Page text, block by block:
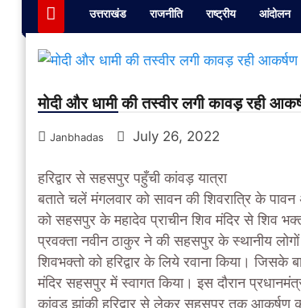
उत्तराखंड राजनीति राष्ट्रीय आंदोलन
मोदी और धामी की तस्वीर लगी कावड़ रही
Janbhadas July 26, 2022
हरिद्वार से सहसपुर पहुँची कांवड़ यात्रा
बताते चलें मंगलवार को सावन की शिवरात्रि के‌ पावन
को सहसपुर के महादेव प्राचीन शिव मंदिर से शिव
प्रवक्ता नवीन ठाकुर ने की सहसपुर के स्थानीय
शिवभक्तो को हरिद्वार के लिये रवाना किया। जिसके
मंदिर सहसपुर में स्वागत किया। इस दौरान
कांवड़ झांकी हरिद्वार से लेकर सहसपुर तक आकर्षण